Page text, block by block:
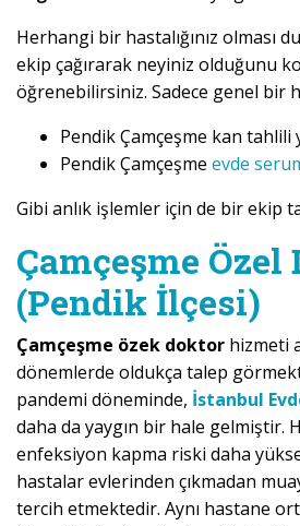
Herhangi bir hastalığınız olması
ekip çağırarak neyiniz olduğunu
öğrenebilirsiniz. Sadece genel bir
Pendik Çamçeşme kan tahlili
Pendik Çamçeşme evde
Gibi anlık işlemler için de bir ekip
Çamçeşme Özel
(Pendik İlçesi)
Çamçeşme özek doktor hizmeti
dönemlerde oldukça talep
pandemi döneminde, İstanbul
daha da yaygın bir hale gelmiştir.
enfeksiyon kapma riski daha
hastalar evlerinden çıkmadan
tercih etmektedir. Aynı hastane